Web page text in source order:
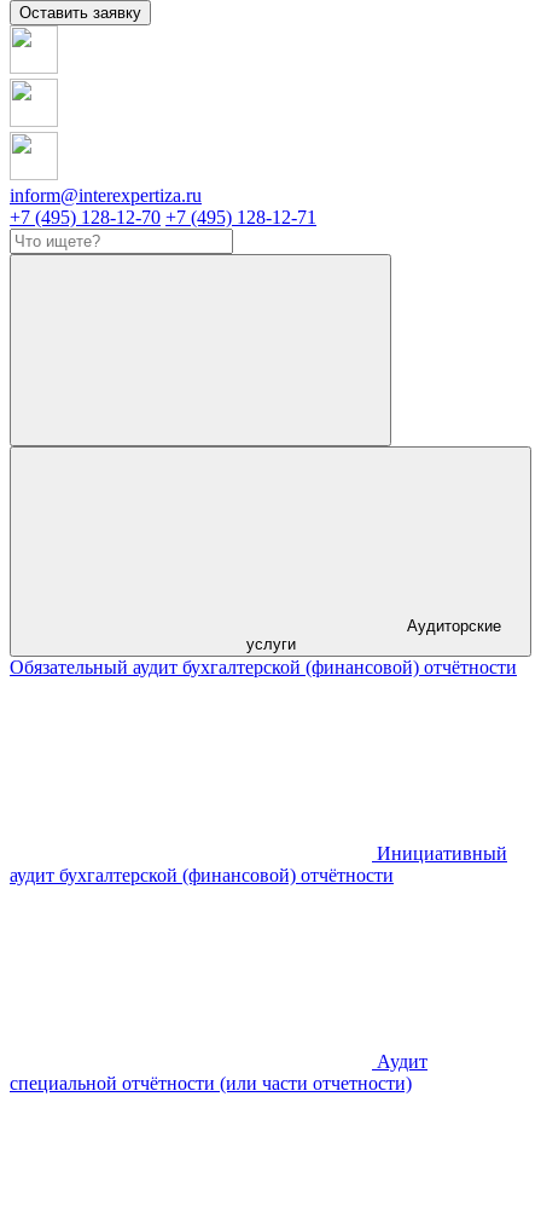
Оставить заявку
inform@interexpertiza.ru
+7 (495) 128-12-70 +7 (495) 128-12-71
услуги
Обязательный аудит бухгалтерской (финансовой) отчётности
Инициативный
аудит бухгалтерской (финансовой) отчётности
Аудит
специальной отчётности (или части отчетности)